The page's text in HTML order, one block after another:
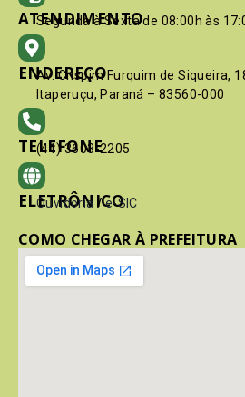
ATENDIMENTO
Segunda à Sexta de 08:00h às
ENDEREÇO
Av. Crispim Furquim de Siqueira,
Itaperuçu, Paraná – 83560-000
TELEFONE
(41) 3603-2205
ELETRÔNICO
Ouvidoria / e-SIC
COMO CHEGAR À PREFEITURA